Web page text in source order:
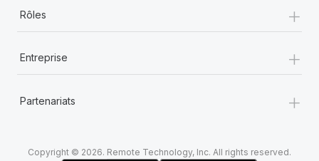
Rôles +
Entreprise +
Partenariats +
Copyright © 2026. Remote Technology, Inc. All rights reserved.